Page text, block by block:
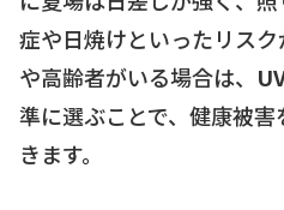
症や日焼けといったリス
や高齢者がいる場合は、
準に選ぶことで、健康被
きます。